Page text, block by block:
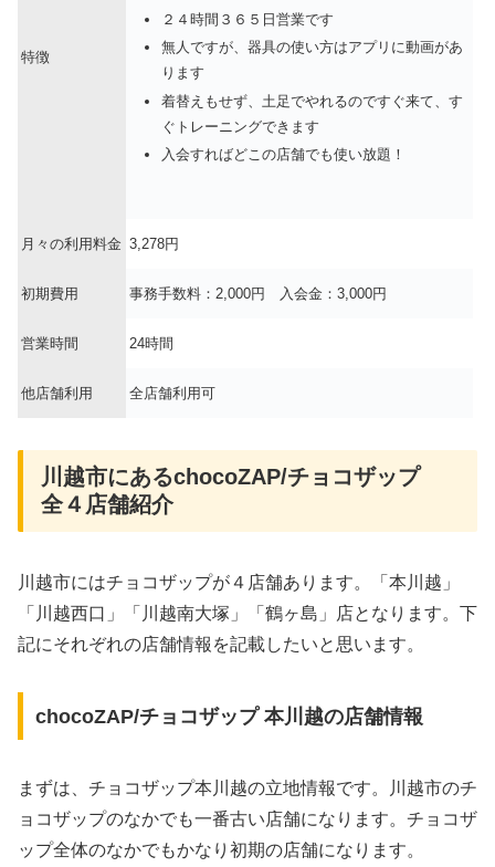
特徴
２４時間３６５日営業です
無人ですが、器具の使い方はアプリに動画があ
ります
着替えもせず、土足でやれるのですぐ来て、す
ぐトレーニングできます
入会すればどこの店舗でも使い放題！
月々の利用料金 3,278円
初期費用 事務手数料：2,000円 入会金：3,000円
営業時間 24時間
他店舗利用 全店舗利用可
川越市にあるchocoZAP/チョコザップ
全４店舗紹介
川越市にはチョコザップが４店舗あります。「本川越」
「川越西口」「川越南大塚」「鶴ヶ島」店となります。下
記にそれぞれの店舗情報を記載したいと思います。
chocoZAP/チョコザップ 本川越の店舗情報
まずは、チョコザップ本川越の立地情報です。川越市のチ
ョコザップのなかでも一番古い店舗になります。チョコザ
ップ全体のなかでもかなり初期の店舗になります。